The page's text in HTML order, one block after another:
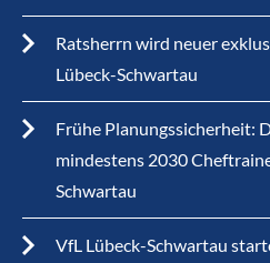
Ratsherrn wird neuer
Lübeck-Schwartau
Frühe Planungssicherheit:
mindestens 2030
Schwartau
VfL Lübeck-Schwartau